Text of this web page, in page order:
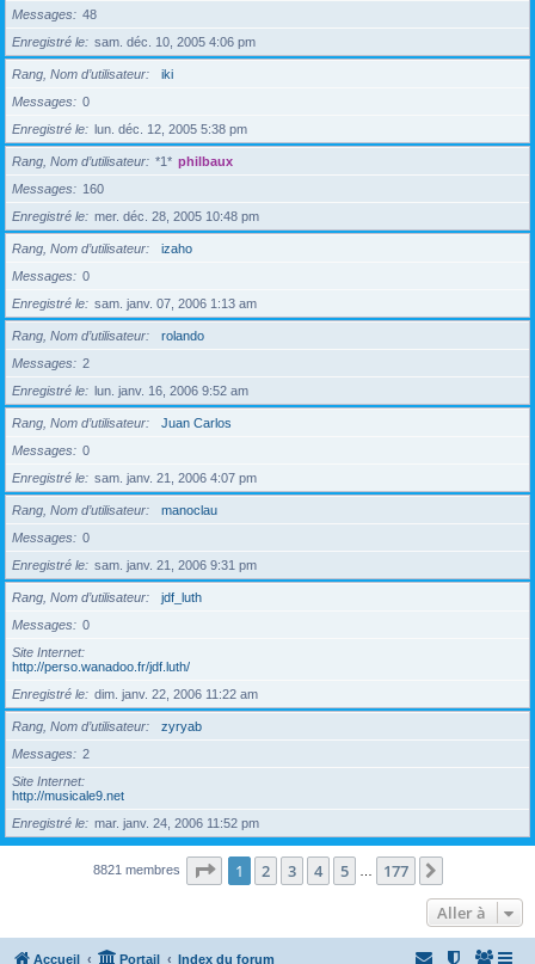
Messages
48
Enregistré le
sam. déc. 10, 2005 4:06 pm
Rang, Nom d’utilisateur
iki
Messages
0
Enregistré le
lun. déc. 12, 2005 5:38 pm
Rang, Nom d’utilisateur *1* philbaux
Messages
160
Enregistré le
mer. déc. 28, 2005 10:48 pm
Rang, Nom d’utilisateur
izaho
Messages
0
Enregistré le
sam. janv. 07, 2006 1:13 am
Rang, Nom d’utilisateur
rolando
Messages
2
Enregistré le
lun. janv. 16, 2006 9:52 am
Rang, Nom d’utilisateur
Juan Carlos
Messages
0
Enregistré le
sam. janv. 21, 2006 4:07 pm
Rang, Nom d’utilisateur
manoclau
Messages
0
Enregistré le
sam. janv. 21, 2006 9:31 pm
Rang, Nom d’utilisateur
jdf_luth
Messages
0
Site Internet
http://perso.wanadoo.fr/jdf.luth/
Enregistré le
dim. janv. 22, 2006 11:22 am
Rang, Nom d’utilisateur
zyryab
Messages
2
Site Internet
http://musicale9.net
Enregistré le
mar. janv. 24, 2006 11:52 pm
8821 membres Page 1sur177
1 2 3 4 5 177
Aller à
Accueil Portail Index du forum